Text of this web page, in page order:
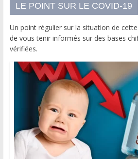
LE POINT SUR LE COVID-19
Un point régulier sur la situation de
de vous tenir informés sur des bases
vérifiées.